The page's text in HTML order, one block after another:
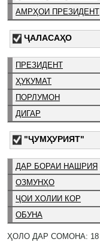
АМРҲОИ ПРЕЗИДЕНТ
ҶАЛАСАҲО
ПРЕЗИДЕНТ
ҲУКУМАТ
ПОРЛУМОН
ДИГАР
"ҶУМҲУРИЯТ"
ДАР БОРАИ НАШРИЯ
ОЗМУНҲО
ҶОИ ХОЛИИ КОР
ОБУНА
ҲОЛО ДАР СОМОНА: 18